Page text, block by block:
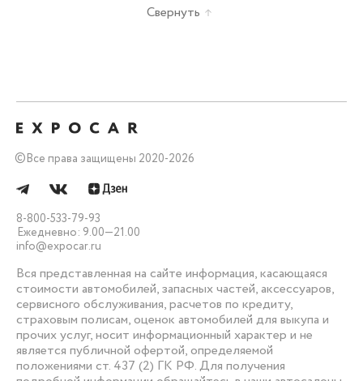
Свернуть
©Все права защищены 2020-2026
8-800-533-79-93
Ежедневно: 9.00—21.00
info@expocar.ru
Вся представленная на сайте информация, касающаяся
стоимости автомобилей, запасных частей, аксессуаров,
сервисного обслуживания, расчетов по кредиту,
страховым полисам, оценок автомобилей для выкупа и
прочих услуг, носит информационный характер и не
является публичной офертой, определяемой
положениями ст. 437 (2) ГК РФ. Для получения